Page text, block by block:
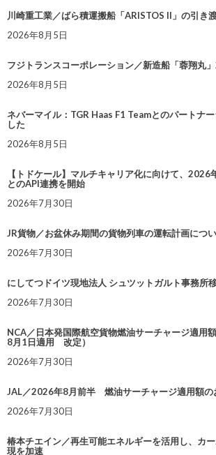
川崎重工業／ばら積運搬船「ARISTOS II」の引き
2026年8月5日
フジトランスコーポレーション／新造船「蓉翔丸
2026年8月5日
ネバーマイル：TGR Haas F1 Teamとのパートナ
した
2026年8月5日
【トドケール】マルチキャリア化に向けて、2026
とのAPI連携を開始
2026年7月30日
JR貨物／お盆休み期間の貨物列車の運転計画につ
2026年7月30日
にしてつドイツ現地法人 シュツットガルト事務所
2026年7月30日
NCA／日本発国際航空貨物燃油サーチャージ適用
8月1日適用 改定）
2026年7月30日
JAL／2026年8月前半 燃油サーチャージ適用額の
2026年7月30日
椿本チエイン／再生可能エネルギーを活用し、カ
現を加速